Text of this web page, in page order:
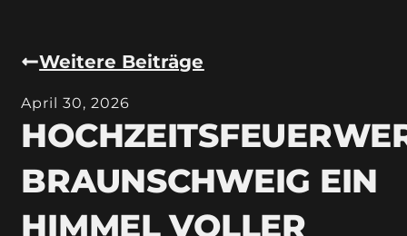
Weitere Beiträge
April 30, 2026
BRAUNSCHWEIG EIN
HIMMEL VOLLER